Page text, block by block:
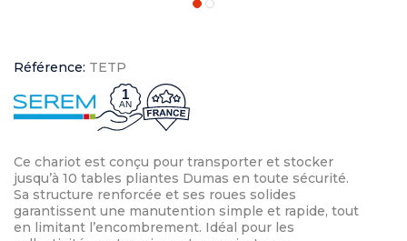
Référence: TETP
1
AN
Ce chariot est conçu pour transporter et stocker
jusqu’à 10 tables pliantes Dumas en toute sécurité.
Sa structure renforcée et ses roues solides
garantissent une manutention simple et rapide, tout
en limitant l’encombrement. Idéal pour les